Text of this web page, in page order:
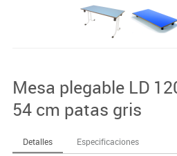
Mesa plegable LD
54 cm patas gris
Detalles Especificaciones